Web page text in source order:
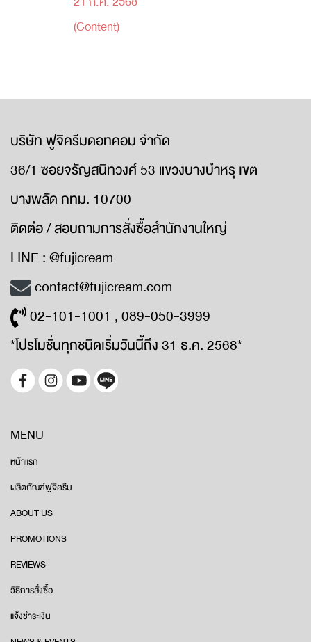
(Content)
บริษัท ฟูจิครีมดอทคอม จำกัด
36/1 ซอยจรัญสนิทวงศ์ 53 แขวงบางบำหรุ เขต
บางพลัด กทม. 10700
ติดต่อ / สอบถามการสั่งซื้อสำนักงานใหญ่
LINE : @fujicream
contact@fujicream.com
02-101-1001 , 089-050-3999
*โปรโมชั่นทุกชนิดเริ่มวันนี้ถึง 31 ธ.ค. 2568*
MENU
หน้าแรก
ผลิตภัณฑ์ฟูจิครีม
ABOUT US
PROMOTIONS
REVIEWS
วิธีการสั่งซื้อ
แจ้งชำระเงิน